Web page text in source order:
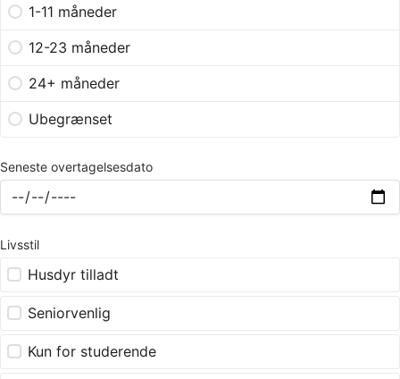
1-11 måneder
12-23 måneder
24+ måneder
Ubegrænset
Seneste overtagelsesdato
Livsstil
Husdyr tilladt
Seniorvenlig
Kun for studerende